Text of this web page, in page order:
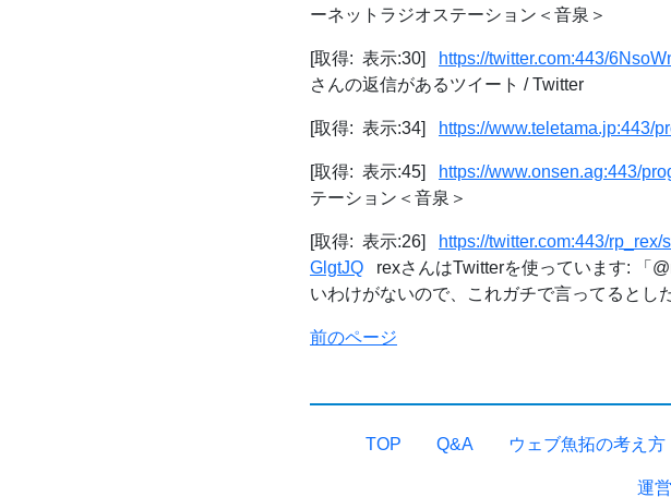
ーネットラジオステーション＜音泉＞
[取得: 表示:30] https://twitter.com:443/
さんの返信があるツイート / Twitter
[取得: 表示:34] https://www.teletama.jp:443/
[取得: 表示:45] https://www.onsen.ag:443/
テーション＜音泉＞
[取得: 表示:26]
https://twitter.com:443/
GlgtJQ rexさんはTwitterを使っています: 「
いわけがないので、これガチで言ってるとし
前のページ
TOP Q&A ウェブ魚拓の考え方
運